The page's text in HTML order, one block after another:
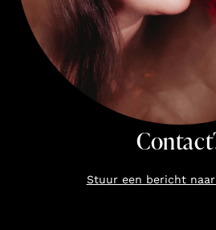
Stuur een bericht